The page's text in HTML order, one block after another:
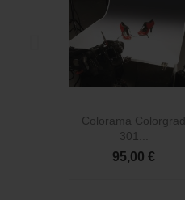
Colorama Colorgrad
301...
95,00 €